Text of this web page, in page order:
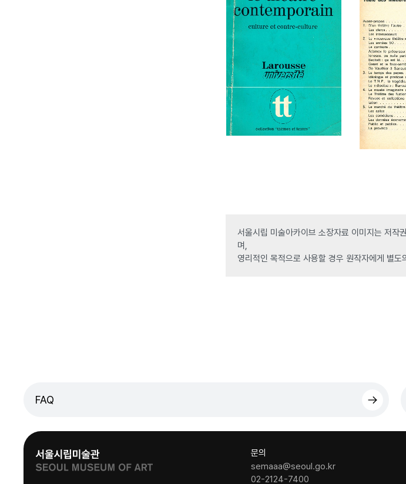
서울시립 미술아카이브 소장자료 이미지는 저작
며,
영리적인 목적으로 사용할 경우 원작자에게 별
FAQ
문의
semaaa@seoul.go.kr
02-2124-7400